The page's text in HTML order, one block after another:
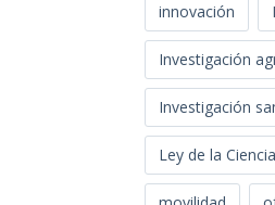
innovación
Investigación
Investigación
Ley de la Ciencia